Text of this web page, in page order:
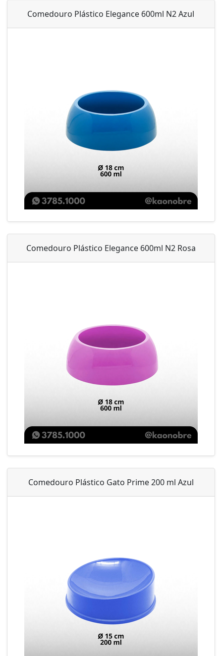
Comedouro Plástico Elegance 600ml N2 Azul
Comedouro Plástico Elegance 600ml N2 Rosa
Comedouro Plástico Gato Prime 200 ml Azul